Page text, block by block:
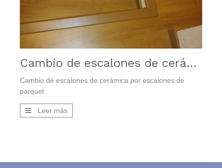
Cambio de escalones de cerámica por escalones de parquet
Cambio de escalones de cerámica por escalones de
parquet
Leer más